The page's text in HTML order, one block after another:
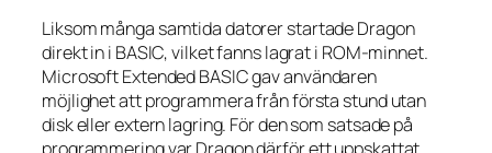
Liksom många samtida datorer startade Dragon
direkt in i BASIC, vilket fanns lagrat i ROM-minnet.
Microsoft Extended BASIC gav användaren
möjlighet att programmera från första stund utan
disk eller extern lagring. För den som satsade på